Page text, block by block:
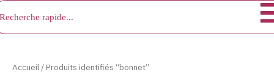
au
contenu
Accueil / Produits identifiés “bonnet”